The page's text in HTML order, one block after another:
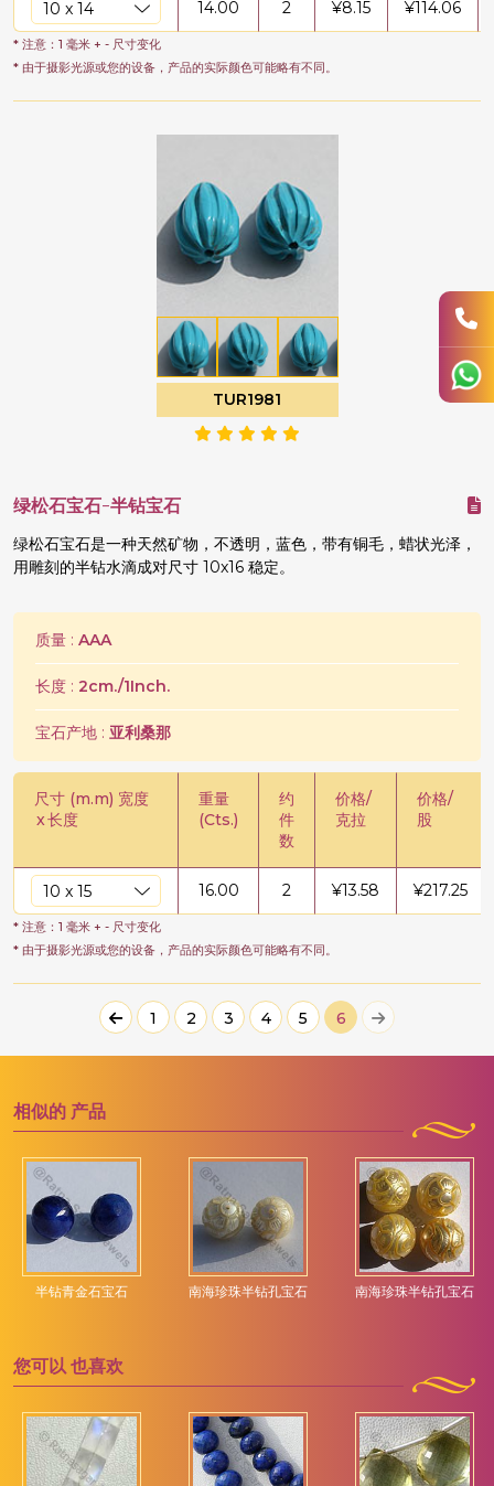
14.00 2 ¥8.15 ¥114.06
* 注意：1 毫米 + - 尺寸变化
* 由于摄影光源或您的设备，产品的实际颜色可能略有不同。
TUR1981
绿松石宝石-半钻宝石
绿松石宝石是一种天然矿物，不透明，蓝色，带有铜毛，蜡状光泽，
用雕刻的半钻水滴成对尺寸 10x16 稳定。
质量 : AAA
长度 : 2cm./1Inch.
宝石产地 : 亚利桑那
尺寸 (m.m) 宽度
x长度
重量
(Cts.)
约
件
数
价格/
克拉
价格/
股
16.00 2 ¥13.58 ¥217.25
* 注意：1 毫米 + - 尺寸变化
* 由于摄影光源或您的设备，产品的实际颜色可能略有不同。
1 2 3 4 5 6
相似的 产品
半钻青金石宝石 南海珍珠半钻孔宝石 南海珍珠半钻孔宝石
您可以 也喜欢